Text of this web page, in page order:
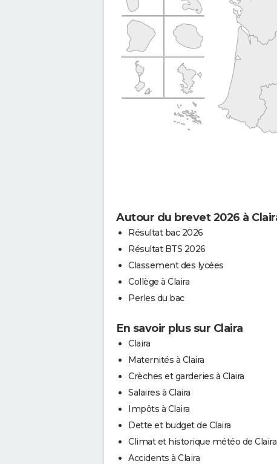
Autour du brevet 2026 à
Résultat bac 2026
Résultat BTS 2026
Classement des lycées
Collège à Claira
Perles du bac
En savoir plus sur Claira
Claira
Maternités à Claira
Crèches et garderies à Claira
Salaires à Claira
Impôts à Claira
Dette et budget de Claira
Climat et historique météo de Claira
Accidents à Claira